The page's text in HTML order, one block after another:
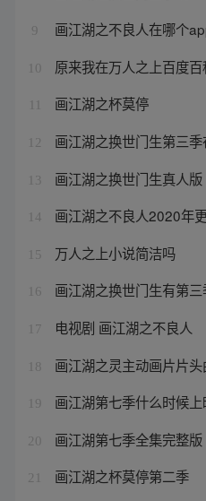
9 画江湖之不良人在哪个
10 原来我在万人之上百度
画江湖之杯莫停
12 画江湖之换世门生第三
13 画江湖之换世门生真人版
14 画江湖之不良人2020年
15 万人之上小说简洁吗
16 画江湖之换世门生有第三
17 电视剧 画江湖之不良人
18 画江湖之灵主动画片片头
19 画江湖第七季什么时候上
20 画江湖第七季全集完整版
21 画江湖之杯莫停第二季